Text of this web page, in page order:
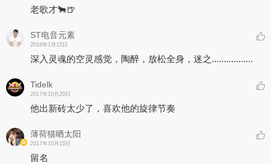
老歌才🐂🍺
ST电音元素
2018年1月15日
深入灵魂的空灵感觉，陶醉，放松全身，迷之.................
Tidelk
2017年10月20日
他出新砖太少了，喜欢他的旋律节奏
薄荷猫晒太阳
2017年10月15日
留名